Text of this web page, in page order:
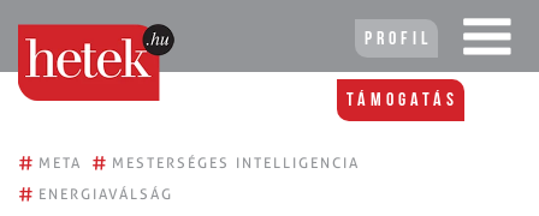
Profil
Támogatás
# META # MESTERSÉGES INTELLIGENCIA
# ENERGIAVÁLSÁG